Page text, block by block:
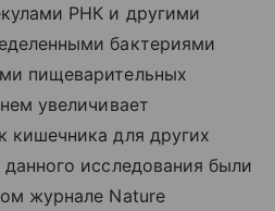
РНК и другими
бактериями
пищеварительных
увеличивает
кишечника для других
исследования были
журнале Nature